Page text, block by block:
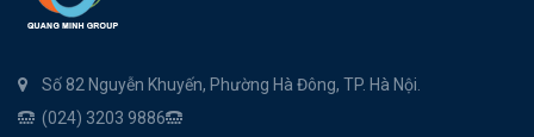
Số 82 Nguyễn Khuyến, Phường Hà Đông, TP. Hà Nội.
(024) 3203 9886